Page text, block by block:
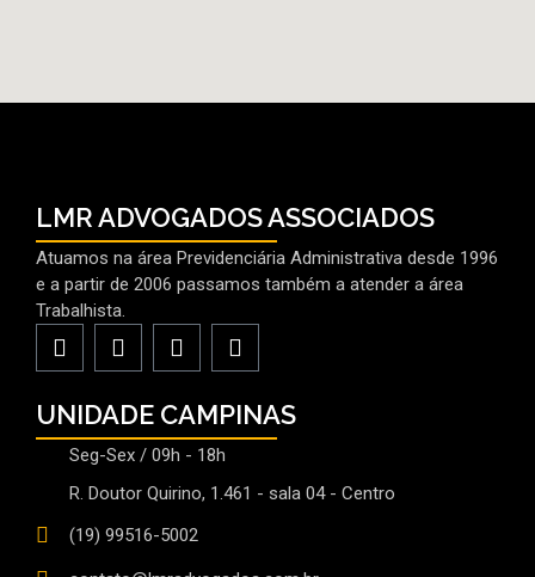
LMR ADVOGADOS ASSOCIADOS
Atuamos na área Previdenciária Administrativa desde 1996
e a partir de 2006 passamos também a atender a área
Trabalhista.
UNIDADE CAMPINAS
Seg-Sex / 09h - 18h
R. Doutor Quirino, 1.461 - sala 04 - Centro
(19) 99516-5002